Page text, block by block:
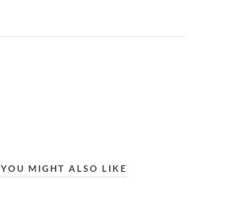
YOU MIGHT ALSO LIKE